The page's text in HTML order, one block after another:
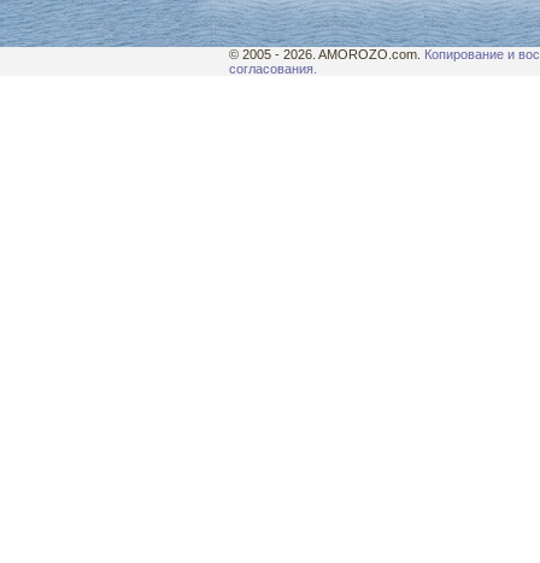
© 2005 - 2026. AMOROZO.com. Копирование и
согласования.